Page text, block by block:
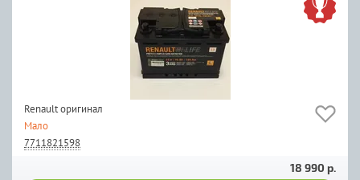
Renault оригинал
Мало
7711821598
18 990 р.